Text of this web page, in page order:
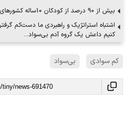
بیش از 90 درصد از کودکان 10ساله کشورهای فقیر، مهارت خواندن ندارند
اشتباه استراتژیک و راهبردی ما دست‌کم
کنیم داعش یک گروه آدم بی‌سواد…
کم سوادی بی‌سواد